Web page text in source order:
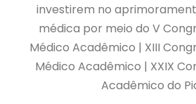
investirem no
médica por meio do V
Médico Acadêmico | XIII
Médico Acadêmico | XXIX
Acadêmico do